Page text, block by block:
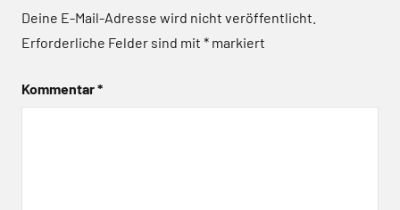
Deine E-Mail-Adresse wird nicht veröffentlicht.
Erforderliche Felder sind mit * markiert
Kommentar*